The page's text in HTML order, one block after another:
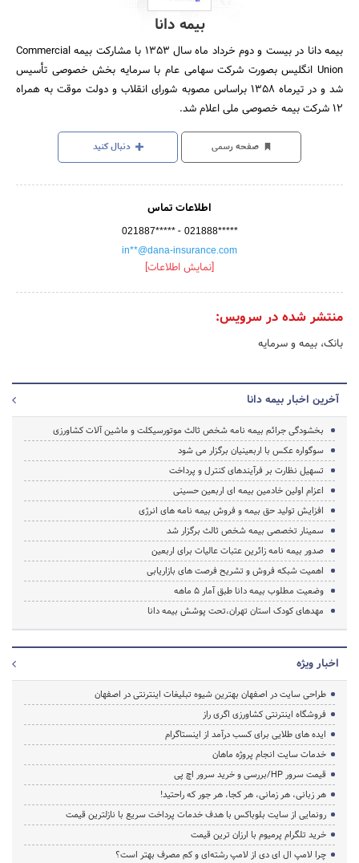
بیمه دانا
بیمه دانا در بیست و دوم خرداد ماه سال 1353 با مشارکت بیمه Commercial
Union انگلیس بصورت شرکت سهامی عام با سرمایه بخش خصوصی تأسیس
شد و در تیرماه 1358 براساس مصوبه شورای انقلاب و دولت موقت به همراه
12 شرکت بیمه خصوصی ملی اعلام شد.
صفحه رسمی دنبال کنید
اطلاعات تماس
021887***** - 021888*****
in**@dana-insurance.com
[نمایش اطلاعات]
منتشر شده در سرویس:
بانک، بیمه و سرمایه
آخرین اخبار بیمه دانا
بخشودگی جرائم بیمه نامه شخص ثالث موتورسیکلت و ماشین آلات کشاورزی
سوگواره عکس با اربعینیان برگزار می شود
تسهیل نظارت بر فرآیندهای کنترل و پرداخت
اعزام اولین خادمین بیمه ای اربعین حسینی
افزایش تولید حق بیمه و فروش بیمه نامه های انرژی
سمینار تخصصی بیمه شخص ثالث برگزار شد
صدور بیمه نامه زائرین عتبات عالیات برای اربعین
اهمیت شبکه فروش و تشریح فرصت های بازاریابی
وضعیت مطلوب بیمه دانا طبق آمار 5 ماهه
مهدهای کودک استان تهران،تحت پوشش بیمه دانا
اخبار ویژه
طراحی سایت در اصفهان بهترین شیوه تبلیغات اینترنتی در اصفهان
فروشگاه اینترنتی کشاورزی اگری راز
ایده های طلایی برای کسب درآمد از اینستاگرام
خدمات سایت انجام پروژه ماهان
قیمت سرور HP/بررسی و خرید سرور اچ پی
هر زبانی، هر زمانی، هر کجا، هر جور که راحتید!
رونمایی از سایت بلوباکس با هدف خدمات پرداخت سریع با نازلترین قیمت
خرید تلگرام پرمیوم با ارزان ترین قیمت
چرا لامپ ال ای دی از لامپ رشته‌ای و کم مصرف بهتر است؟